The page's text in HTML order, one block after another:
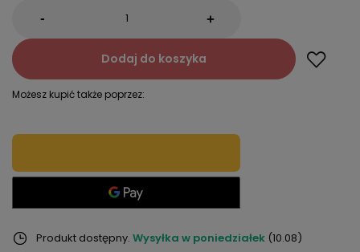
- +
Dodaj do koszyka
Możesz kupić także poprzez:
Produkt dostępny Wysyłka w poniedziałek (10.08)